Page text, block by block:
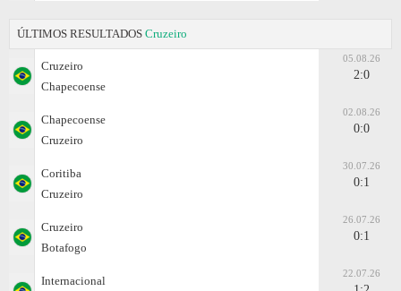
ÚLTIMOS RESULTADOS Cruzeiro
Cruzeiro
Chapecoense
05.08.26
2:0
Chapecoense
Cruzeiro
02.08.26
0:0
Coritiba
Cruzeiro
30.07.26
0:1
Cruzeiro
Botafogo
26.07.26
0:1
Internacional
22.07.26